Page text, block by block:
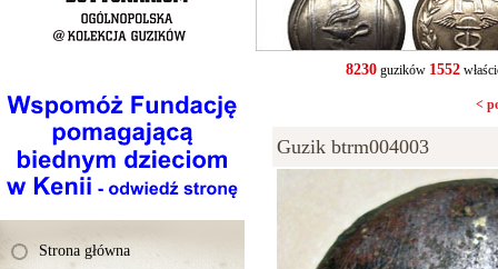
Strona główna
8230guzików 1552
<
Guzik btrm004003